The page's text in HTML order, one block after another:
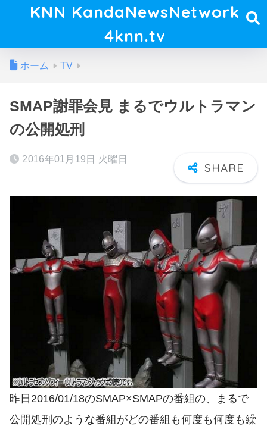
KNN KandaNewsNetwork
4knn.tv
ホーム TV
SMAP謝罪会見 まるでウルトラマン
の公開処刑
2016年01月19日 火曜日
昨日2016/01/18のSMAP×SMAPの番組の、まるで
公開処刑のような番組がどの番組も何度も何度も繰